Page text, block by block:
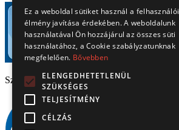
Széchenyi 2020
Ez a weboldal sütiket használ a felhasználói
élmény javítása érdekében. A weboldalunk
használatával Ön hozzájárul az összes süti
használatához, a Cookie szabályzatunknak
megfelelően. Bővebben
ELENGEDHETETLENÜL
SZÜKSÉGES
TELJESÍTMÉNY
CÉLZÁS